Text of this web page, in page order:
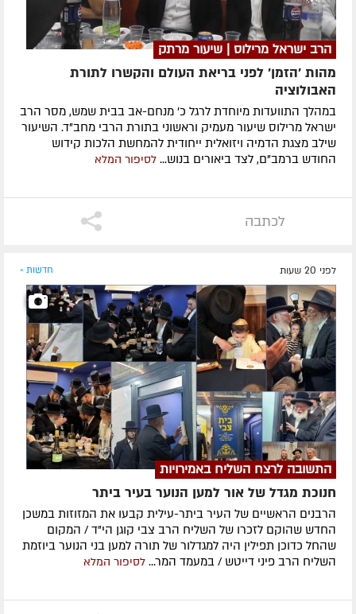
הרב ישראל מרילוס | שיעור מרתק
מהות 'הזמן' לפני בריאת העולם והקשרו לתורת
האבולוציה
במהלך התוועדות מיוחדת לרגל כ' מנחם-אב בבית שמש, מסר הרב
ישראל מרילוס שיעור מעמיק וראשוני בתורת הרבי מחב"ד. השיעור
שילב מצגת הדמיה ויזואלית ייחודית להמחשת הלכות קידוש
החודש ברמב"ם, לצד ביאורים בנוש... לסיפור המלא
לכתבה
לפני 20 שעות חדשות »
התשובה לרצח השליח באמירויות
חנוכת מגדל של אור למען הנוער בעיר ביתר
הרבנים הראשיים של העיר ביתר-עילית קבעו את המזוזות במשכן
החדש שהוקם לזכרו של השליח הרב צבי קוגן הי"ד / המקום
שהחל כדוכן תפילין היה למגדלור של תורה למען בני הנוער ביוזמת
השליח הרב פיני דייטש / במעמד המר... לסיפור המלא